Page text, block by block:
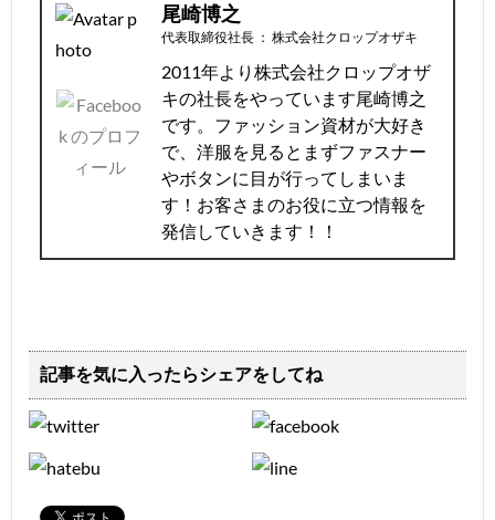
尾崎博之
代表取締役社長 ： 株式会社クロップオザキ
2011年より株式会社クロップオザ
キの社長をやっています尾崎博之
です。ファッション資材が大好き
で、洋服を見るとまずファスナー
やボタンに目が行ってしまいま
す！お客さまのお役に立つ情報を
発信していきます！！
記事を気に入ったらシェアをしてね